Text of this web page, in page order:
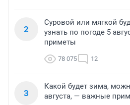
2
Суровой или мягкой
узнать по погоде 5
приметы
78 075 12
3
Какой будет зима,
августа, — важные